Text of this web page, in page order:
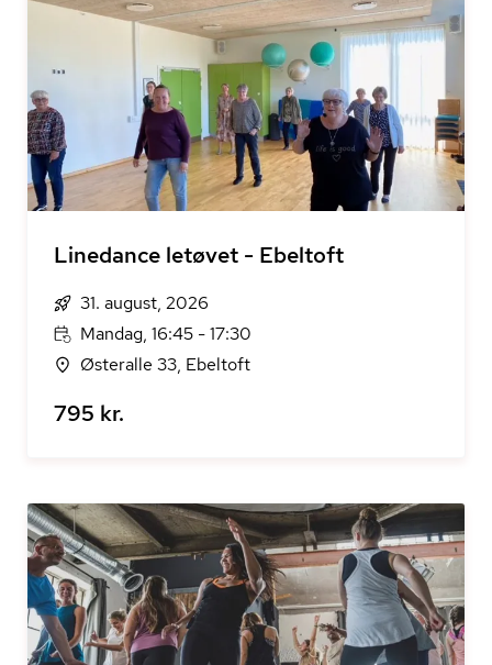
Linedance letøvet - Ebeltoft
31. august, 2026
Mandag, 16:45 - 17:30
Østeralle 33, Ebeltoft
795 kr.